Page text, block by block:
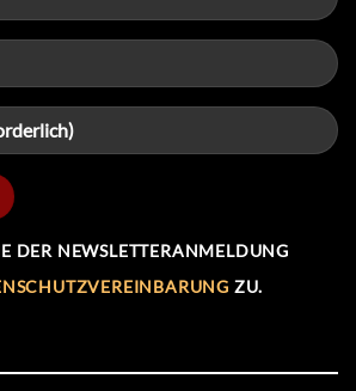
DER NEWSLETTERANMELDUNG
ZU.